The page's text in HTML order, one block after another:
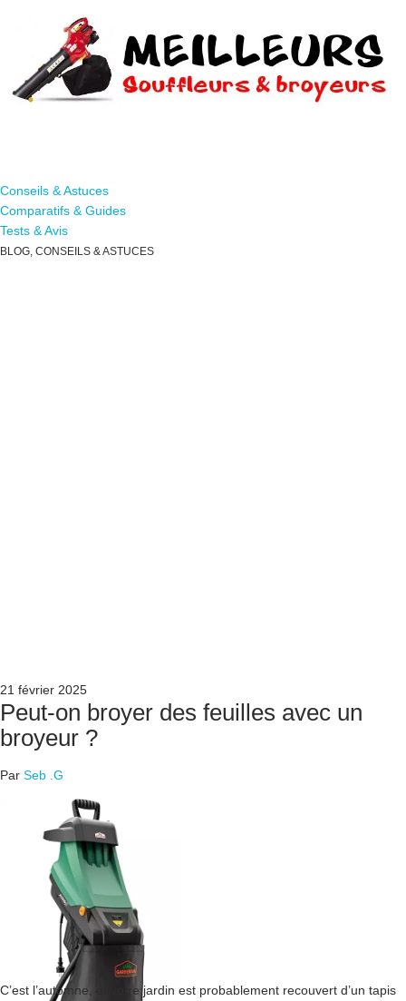
Conseils & Astuces
Comparatifs & Guides
Tests & Avis
BLOG, CONSEILS & ASTUCES
21 février 2025
Peut-on broyer des feuilles avec un
broyeur ?
Par Seb .G
C’est l’automne, et votre jardin est probablement recouvert d’un tapis